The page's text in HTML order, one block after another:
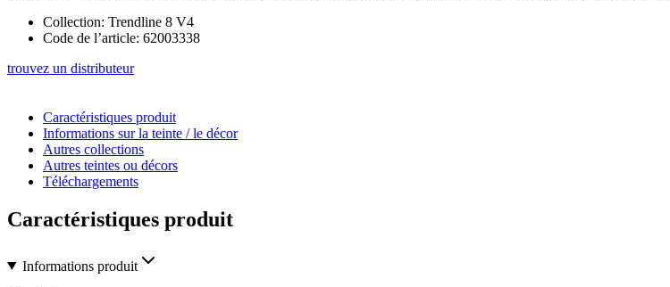
Collection: Trendline 8 V4
Code de l’article: 62003338
trouvez un distributeur
Caractéristiques produit
Informations sur la teinte / le décor
Autres collections
Autres teintes ou décors
Téléchargements
Caractéristiques produit
Informations produit